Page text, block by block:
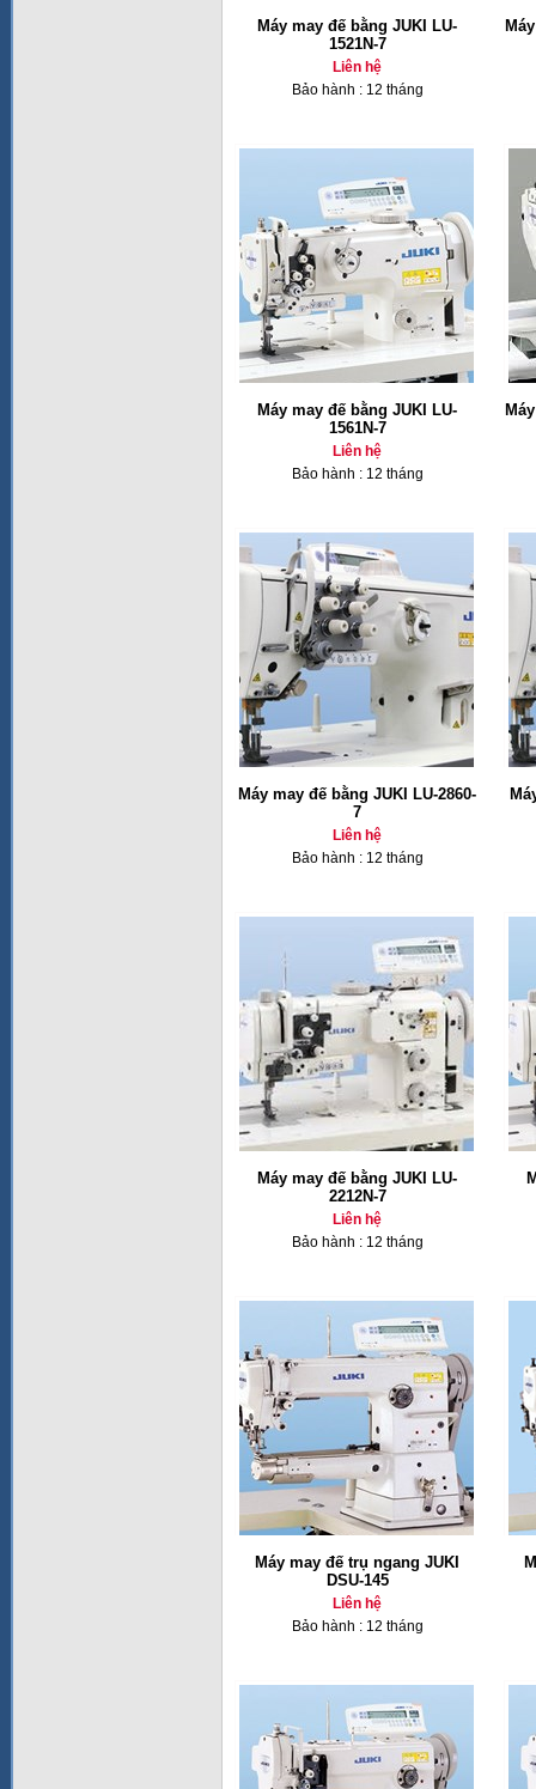
Máy may đế bằng JUKI LU-
1521N-7
Liên hệ
Bảo hành : 12 tháng
Máy may đế bằng JUKI LU-
1561N-7
Liên hệ
Bảo hành : 12 tháng
Máy may đế bằng JUKI LU-2860-
7
Liên hệ
Bảo hành : 12 tháng
Máy may đế bằng JUKI LU-
2212N-7
Liên hệ
Bảo hành : 12 tháng
Máy may đế trụ ngang JUKI
DSU-145
Liên hệ
Bảo hành : 12 tháng